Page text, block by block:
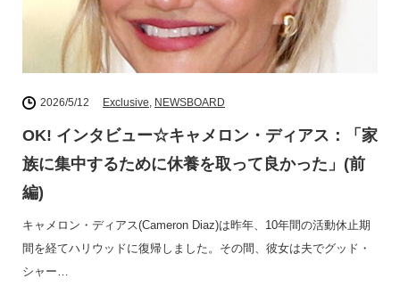
2026/5/12 Exclusive, NEWSBOARD
OK! インタビュー☆キャメロン・ディアス：「家
族に集中するために休養を取って良かった」(前
編)
キャメロン・ディアス(Cameron Diaz)は昨年、10年間の活動休止期
間を経てハリウッドに復帰しました。その間、彼女は夫でグッド・
シャー…